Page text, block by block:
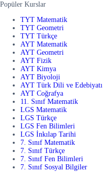
Popüler Kurslar
TYT Matematik
TYT Geometri
TYT Türkçe
AYT Matematik
AYT Geometri
AYT Fizik
AYT Kimya
AYT Biyoloji
AYT Türk Dili ve Edebiyatı
AYT Coğrafya
11. Sınıf Matematik
LGS Matematik
LGS Türkçe
LGS Fen Bilimleri
LGS İnkılap Tarihi
7. Sınıf Matematik
7. Sınıf Türkçe
7. Sınıf Fen Bilimleri
7. Sınıf Sosyal Bilgiler